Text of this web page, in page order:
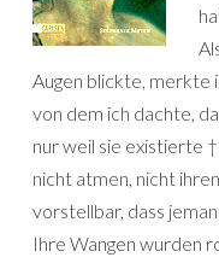
Augen blickte, merkte
von dem ich dachte,
nur weil sie existierte
nicht atmen, nicht
vorstellbar, dass
Ihre Wangen wurden